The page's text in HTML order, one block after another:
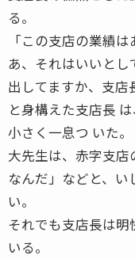
る。
「この支店の業績
あ、それはいいと
出してますか、支
と身構えた支店長
小さく一息つ いた。
大先生は、赤字支
なんだ」などと、
い。
それでも支店長は明
いる。